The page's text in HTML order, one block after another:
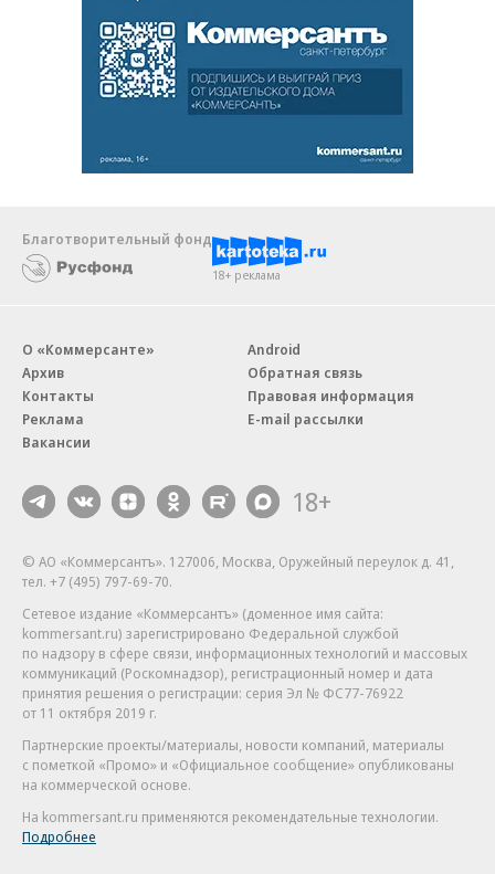
Благотворительный фонд
18+ реклама
О «Коммерсанте»
Архив
Контакты
Реклама
Вакансии
Android
Обратная связь
Правовая информация
E-mail рассылки
18+
© АО «Коммерсантъ». 127006, Москва, Оружейный переулок д. 41,
тел. +7 (495) 797-69-70.
Сетевое издание «Коммерсантъ» (доменное имя сайта:
kommersant.ru) зарегистрировано Федеральной службой
по надзору в сфере связи, информационных технологий и массовых
коммуникаций (Роскомнадзор), регистрационный номер и дата
принятия решения о регистрации: серия Эл № ФС77-76922
от 11 октября 2019 г.
Партнерские проекты/материалы, новости компаний, материалы
с пометкой «Промо» и «Официальное сообщение» опубликованы
на коммерческой основе.
На kommersant.ru применяются рекомендательные технологии.
Подробнее